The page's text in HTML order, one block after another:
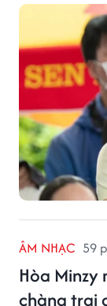
ÂM NHẠC 59
Hòa
chàng trai